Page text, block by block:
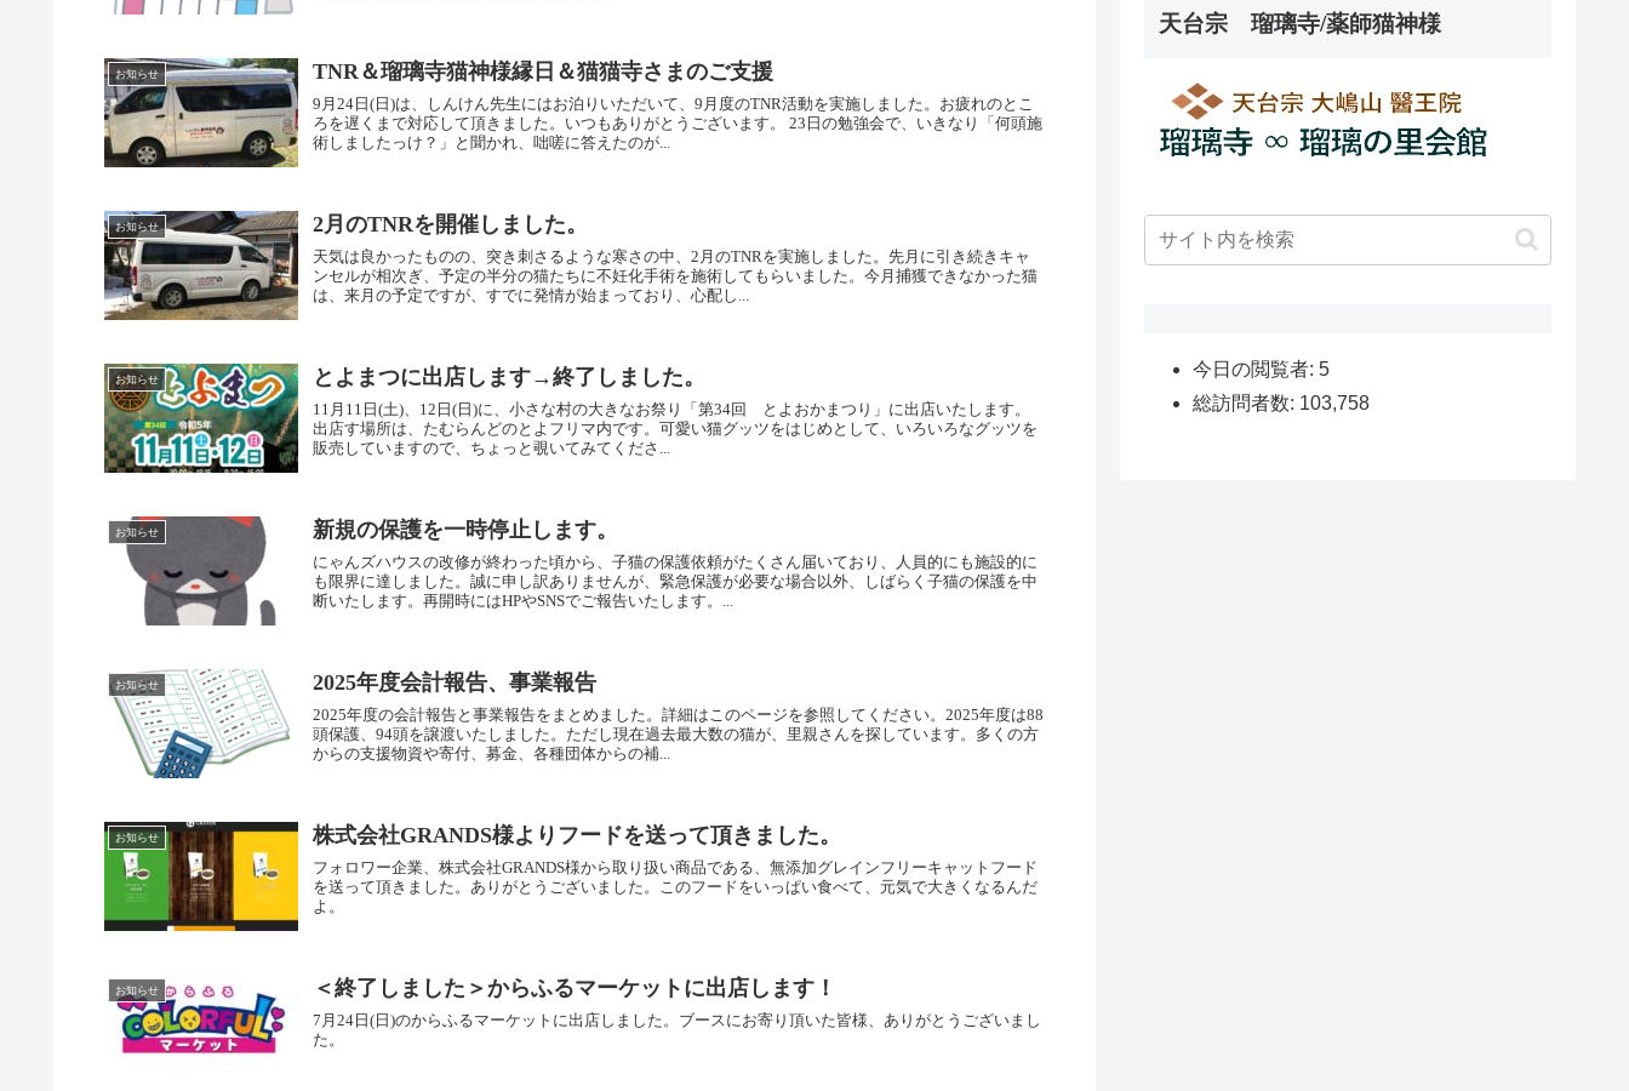
お知らせ TNR＆瑠璃寺猫神様縁日＆猫猫寺さまのご支援
9月24日(日)は、しんけん先生にはお泊りいただいて、9月度のTNR活動を実施しました。お疲れのとこ
ろを遅くまで対応して頂きました。いつもありがとうございます。 23日の勉強会で、いきなり「何頭施
術しましたっけ？」と聞かれ、咄嗟に答えたのが...
お知らせ 2月のTNRを開催しました。
天気は良かったものの、突き刺さるような寒さの中、2月のTNRを実施しました。先月に引き続きキャ
ンセルが相次ぎ、予定の半分の猫たちに不妊化手術を施術してもらいました。今月捕獲できなかった猫
は、来月の予定ですが、すでに発情が始まっており、心配し...
お知らせ とよまつに出店します→終了しました。
11月11日(土)、12日(日)に、小さな村の大きなお祭り「第34回 とよおかまつり」に出店いたします。
出店す場所は、たむらんどのとよフリマ内です。可愛い猫グッツをはじめとして、いろいろなグッツを
販売していますので、ちょっと覗いてみてくださ...
お知らせ 新規の保護を一時停止します。
にゃんズハウスの改修が終わった頃から、子猫の保護依頼がたくさん届いており、人員的にも施設的に
も限界に達しました。誠に申し訳ありませんが、緊急保護が必要な場合以外、しばらく子猫の保護を中
断いたします。再開時にはHPやSNSでご報告いたします。...
お知らせ 2025年度会計報告、事業報告
2025年度の会計報告と事業報告をまとめました。詳細はこのページを参照してください。2025年度は88
頭保護、94頭を譲渡いたしました。ただし現在過去最大数の猫が、里親さんを探しています。多くの方
からの支援物資や寄付、募金、各種団体からの補...
お知らせ 株式会社GRANDS様よりフードを送って頂きました。
フォロワー企業、株式会社GRANDS様から取り扱い商品である、無添加グレインフリーキャットフード
を送って頂きました。ありがとうございました。このフードをいっぱい食べて、元気で大きくなるんだ
よ。
お知らせ ＜終了しました＞からふるマーケットに出店します！
7月24日(日)のからふるマーケットに出店しました。ブースにお寄り頂いた皆様、ありがとうございまし
た。
天台宗 瑠璃寺/薬師猫神様
今日の閲覧者: 5
総訪問者数: 103,758